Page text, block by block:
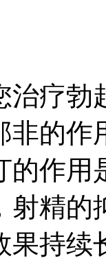
治疗勃
非的
的作用
射精的
果持续